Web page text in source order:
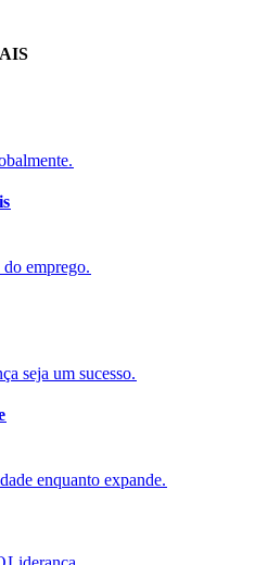
emprego.​​
seja um sucesso.​​
enquanto expande.​​